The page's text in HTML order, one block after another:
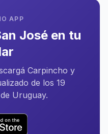
APP
José en tu
Carpincho y
de los 19
Uruguay.